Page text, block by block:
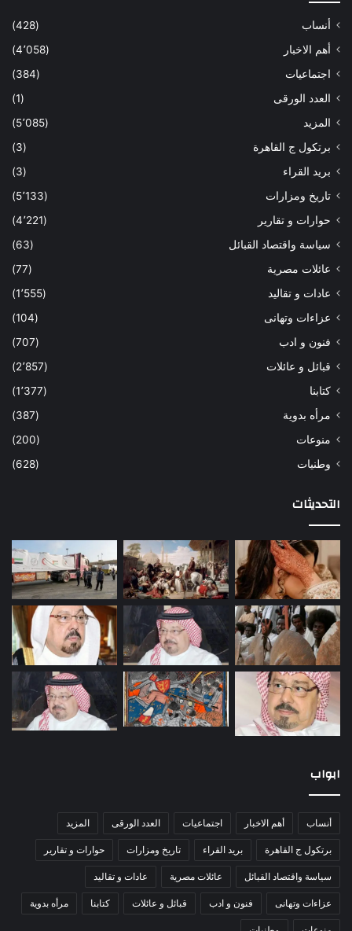
أنساب
(428)
أهم الاخبار
(4٬058)
اجتماعيات
(384)
العدد الورقى
(1)
المزيد
(5٬085)
برتكول ج القاهرة
(3)
بريد القراء
(3)
تاريخ ومزارات
(5٬133)
حوارات و تقارير
(4٬221)
سياسة واقتصاد القبائل
(63)
عائلات مصرية
(77)
عادات و تقاليد
(1٬555)
عزاءات وتهانى
(104)
فنون و ادب
(707)
قبائل و عائلات
(2٬857)
كتابنا
(1٬377)
مرأه بدوية
(387)
منوعات
(200)
وطنيات
(628)
التحديثات
ابواب
أنساب أهم الاخبار اجتماعيات العدد الورقى المزيد
برتكول ج القاهرة بريد القراء تاريخ ومزارات حوارات و تقارير
سياسة واقتصاد القبائل عائلات مصرية عادات و تقاليد
عزاءات وتهانى فنون و ادب قبائل و عائلات كتابنا مرأه بدوية